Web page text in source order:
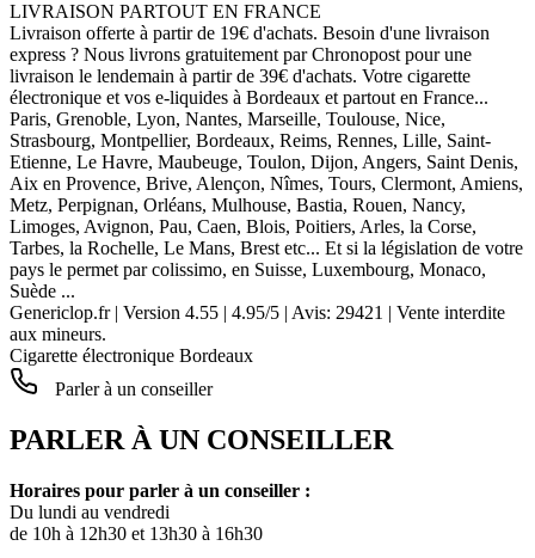
LIVRAISON PARTOUT EN FRANCE
Livraison offerte à partir de 19€ d'achats. Besoin d'une livraison
express ? Nous livrons gratuitement par Chronopost pour une
livraison le lendemain à partir de 39€ d'achats. Votre cigarette
électronique et vos e-liquides à Bordeaux et partout en France...
Paris, Grenoble, Lyon, Nantes, Marseille, Toulouse, Nice,
Strasbourg, Montpellier, Bordeaux, Reims, Rennes, Lille, Saint-
Etienne, Le Havre, Maubeuge, Toulon, Dijon, Angers, Saint Denis,
Aix en Provence, Brive, Alençon, Nîmes, Tours, Clermont, Amiens,
Metz, Perpignan, Orléans, Mulhouse, Bastia, Rouen, Nancy,
Limoges, Avignon, Pau, Caen, Blois, Poitiers, Arles, la Corse,
Tarbes, la Rochelle, Le Mans, Brest etc... Et si la législation de votre
pays le permet par colissimo, en Suisse, Luxembourg, Monaco,
Suède ...
Genericlop.fr| Version 4.55 | 4.95/5 | Avis: 29421 | Vente interdite
aux mineurs.
Cigarette électronique Bordeaux
Parler à un conseiller
PARLER À UN CONSEILLER
Horaires pour parler à un conseiller :
Du lundi au vendredi
de 10h à 12h30 et 13h30 à 16h30